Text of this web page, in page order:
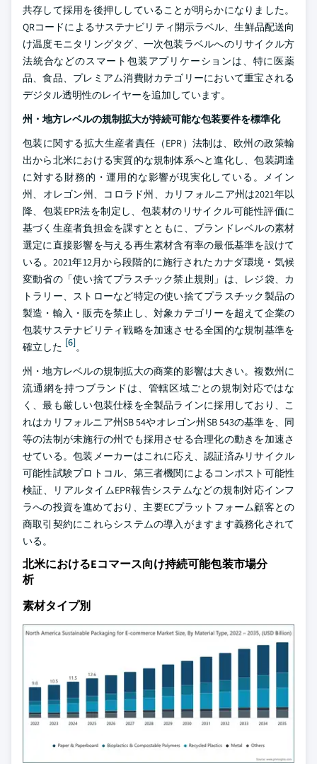
共存して採用を後押ししていることが明らかになりました。
QRコードによるサステナビリティ開示ラベル、生鮮品配送向
け温度モニタリングタグ、一次包装ラベルへのリサイクル方
法統合などのスマート包装アプリケーションは、特に医薬
品、食品、プレミアム消費財カテゴリーにおいて重宝される
デジタル透明性のレイヤーを追加しています。
州・地方レベルの規制拡大が持続可能な包装要件を標準化
包装に関する拡大生産者責任（EPR）法制は、欧州の政策輸
出から北米における実質的な規制体系へと進化し、包装調達
に対する財務的・運用的な影響が現実化している。メイン
州、オレゴン州、コロラド州、カリフォルニア州は2021年以
降、包装EPR法を制定し、包装材のリサイクル可能性評価に
基づく生産者負担金を課すとともに、ブランドレベルの素材
選定に直接影響を与える再生素材含有率の最低基準を設けて
いる。2021年12月から段階的に施行されたカナダ環境・気候
変動省の「使い捨てプラスチック禁止規則」は、レジ袋、カ
トラリー、ストローなど特定の使い捨てプラスチック製品の
製造・輸入・販売を禁止し、対象カテゴリーを超えて企業の
包装サステナビリティ戦略を加速させる全国的な規制基準を
確立した [6]。
州・地方レベルの規制拡大の商業的影響は大きい。複数州に
流通網を持つブランドは、管轄区域ごとの規制対応ではな
く、最も厳しい包装仕様を全製品ラインに採用しており、こ
れはカリフォルニア州SB 54やオレゴン州SB 543の基準を、同
等の法制が未施行の州でも採用させる合理化の動きを加速さ
せている。包装メーカーはこれに応え、認証済みリサイクル
可能性試験プロトコル、第三者機関によるコンポスト可能性
検証、リアルタイムEPR報告システムなどの規制対応インフ
ラへの投資を進めており、主要ECプラットフォーム顧客との
商取引契約にこれらシステムの導入がますます義務化されて
いる。
北米におけるEコマース向け持続可能包装市場分
析
素材タイプ別